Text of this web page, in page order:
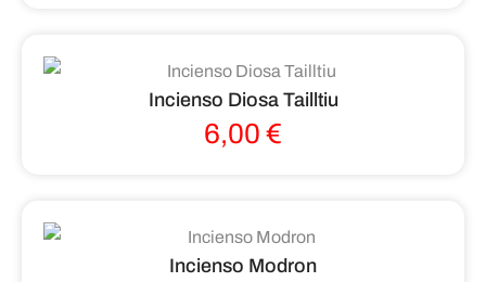
Incienso Diosa Tailltiu
6,00 €
Incienso Modron